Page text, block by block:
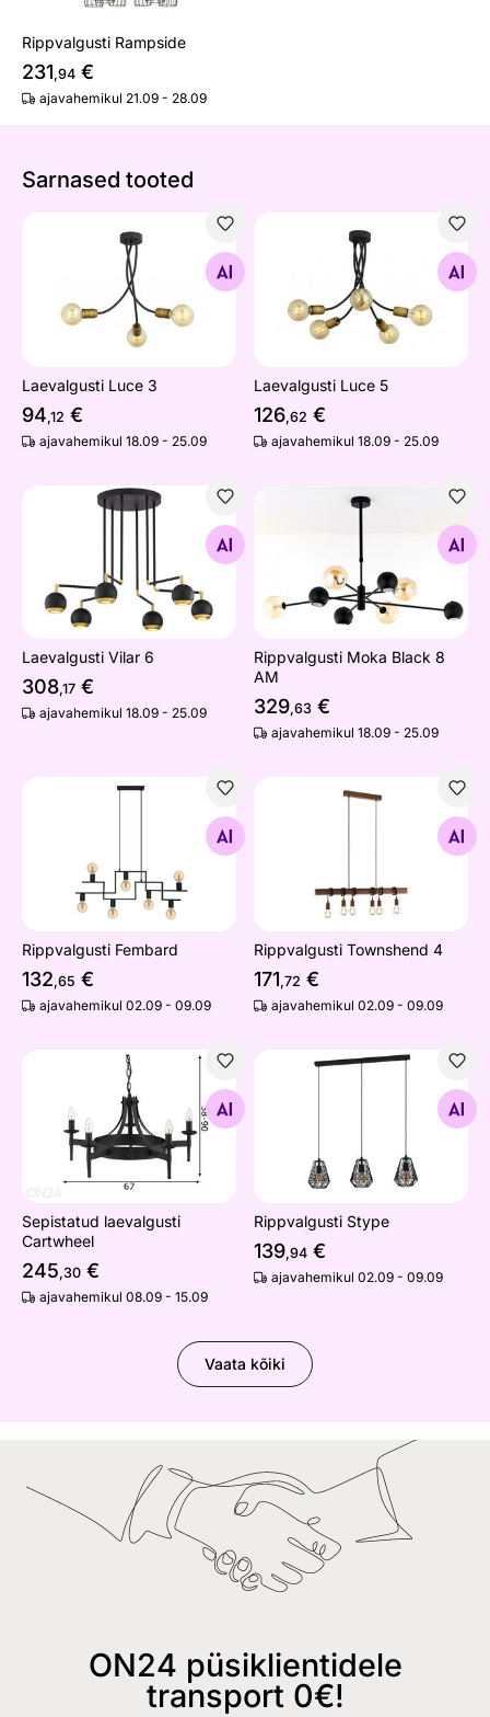
Rippvalgusti Rampside
231,94 €
ajavahemikul 21.09 - 28.09
Sarnased tooted
Laevalgusti Luce 3
Otsi sarnaseid
Laevalgusti Luce 3
94,12 €
ajavahemikul 18.09 - 25.09
Laevalgusti Luce 5
Otsi sarnaseid
Laevalgusti Luce 5
126,62 €
ajavahemikul 18.09 - 25.09
Laevalgusti Vilar 6
Laevalgusti Vilar 6
308,17 €
ajavahemikul 18.09 - 25.09
Rippvalgusti Moka Black 8
Rippvalgusti Moka Black 8
AM
329,63 €
ajavahemikul 18.09 - 25.09
Rippvalgusti Fembard
132,65 €
ajavahemikul 02.09 - 09.09
Rippvalgusti Townshend 4
Rippvalgusti Townshend 4
171,72 €
ajavahemikul 02.09 - 09.09
Sepistatud laevalgusti Cartwheel
Otsi sarnaseid
Sepistatud laevalgusti
Cartwheel
245,30 €
ajavahemikul 08.09 - 15.09
Rippvalgusti Stype
139,94 €
ajavahemikul 02.09 - 09.09
Vaata kõiki
ON24 püsiklientidele
transport 0€!